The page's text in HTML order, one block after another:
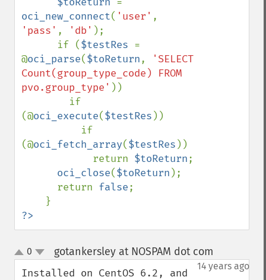
oci_new_connect( 'user'
'pass' , 'db' );
      if (
$testRes =
@oci_parse($toReturn,
'SELECT
Count(group_type_code) FROM
pvo.group_type' ))
(@oci_execute($testRes ))
(@oci_fetch_array($testRes ))
            return
$toReturn;
oci_close($toReturn );
      return
false;
?>
up
down
0 gotankersley at NOSPAM dot com
14 years ago
Installed on CentOS 6.2, and